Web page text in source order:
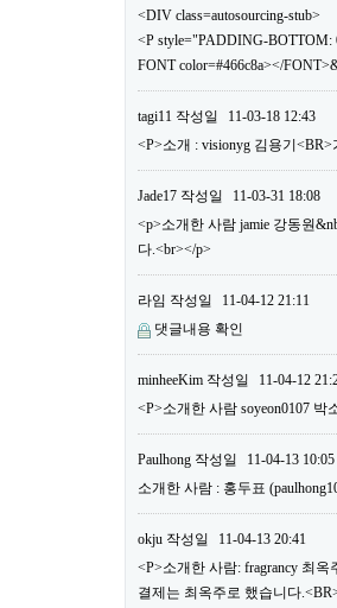
<DIV class=autosourcing-stub>
<P style="PADDING-
FONT color=#466c8a></
tagi11 작성일
11-03-18 12:43
<P>소개 : visionyg 김용기
Jade17 작성일
11-03-31 18:08
<p>소개한 사람 jamie 강동원
다.<br></p>
라임 작성일
11-04-12 21:11
댓글내용 확인
minheeKim 작성일
11-04-12
<P>소개한 사람 soyeon0107 박
Paulhong 작성일
11-04-13 10:05
소개한 사람 : 홍두표
okju 작성일
11-04-13 20:41
<P>소개한 사람: fragrancy 최
결제는 최옥주로 했습니다